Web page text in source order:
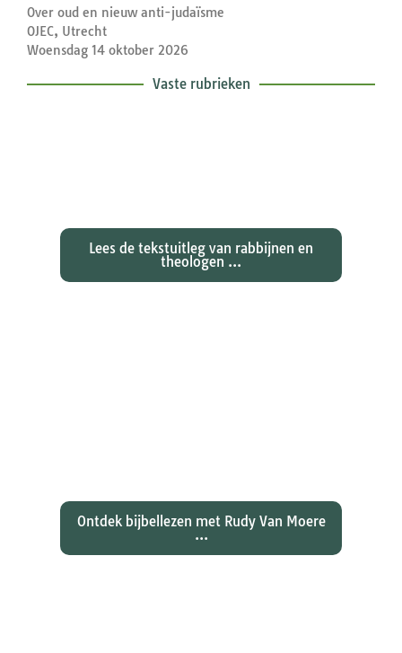
Over oud en nieuw anti-judaïsme
OJEC, Utrecht
Woensdag 14 oktober 2026
Vaste rubrieken
Lees de tekstuitleg van rabbijnen en
theologen ...
Ontdek bijbellezen met Rudy Van Moere
...